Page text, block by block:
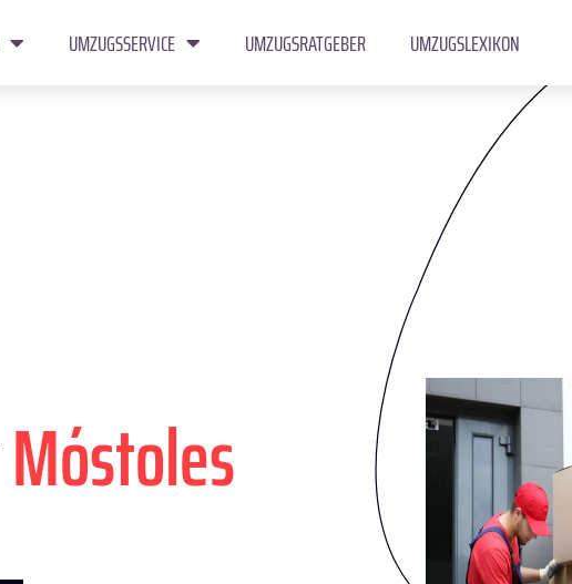
UMZUGSSERVICE UMZUGSRATGEBER UMZUGSLEXIKON
Móstoles